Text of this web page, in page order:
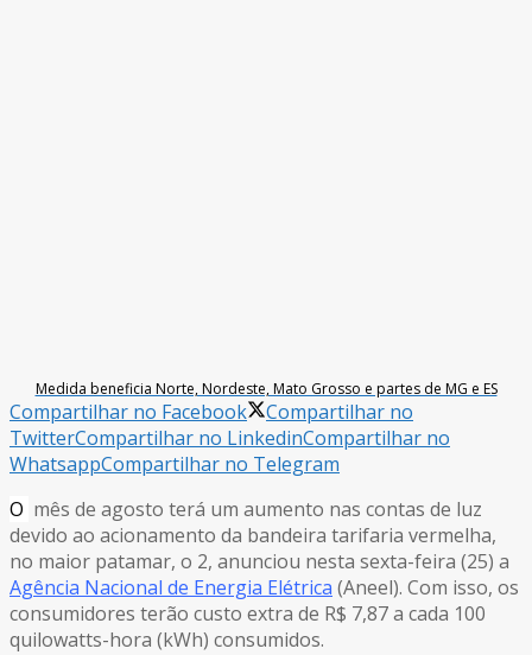
Medida beneficia Norte, Nordeste, Mato Grosso e partes de MG e ES
Compartilhar no Facebook
Compartilhar no
TwitterCompartilhar no LinkedinCompartilhar no
WhatsappCompartilhar no Telegram
O mês de agosto terá um aumento nas contas de luz
devido ao acionamento da bandeira tarifaria vermelha,
no maior patamar, o 2, anunciou nesta sexta-feira (25) a
Agência Nacional de Energia Elétrica (Aneel). Com isso, os
consumidores terão custo extra de R$ 7,87 a cada 100
quilowatts-hora (kWh) consumidos.